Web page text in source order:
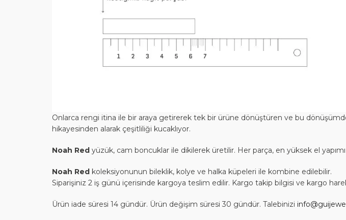
Onlarca rengi itina ile bir araya getirerek tek bir ürüne dönüştüren ve bu
hikayesinden alarak çeşitliliği kucaklıyor.
Noah Red yüzük, cam boncuklar ile dikilerek üretilir. Her parça, en yüksek el
Noah Red koleksiyonunun bileklik, kolye ve halka küpeleri ile kombine edilebilir.
Siparişiniz 2 iş günü içerisinde kargoya teslim edilir. Kargo takip bilgisi ve kargo
Ürün iade süresi 14 gündür. Ürün değişim süresi 30 gündür. Talebinizi